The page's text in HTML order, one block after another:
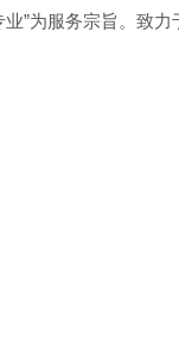
”为服务宗旨。致